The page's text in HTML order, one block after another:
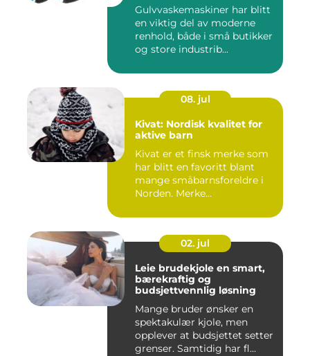
Gulvvaskemaskiner har blitt
en viktig del av moderne
renhold, både i små butikker
og store industrib...
08. jul
Kivat: Nordisk kvalitet for
aktive barn
Kivat er et finsk merke som
har blitt en favoritt blant
mange småbarnsforeldre i
Norden. Merke...
02. jul
Leie brudekjole en smart,
bærekraftig og
budsjettvennlig løsning
Mange bruder ønsker en
spektakulær kjole, men
opplever at budsjettet setter
grenser. Samtidig har fl...